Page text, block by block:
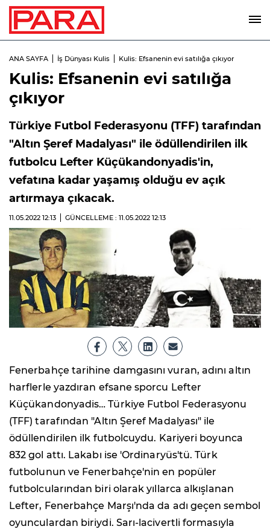
ANA SAYFA İş Dünyası Kulis Kulis: Efsanenin evi satılığa çıkıyor
Kulis: Efsanenin evi satılığa
çıkıyor
Türkiye Futbol Federasyonu (TFF) tarafından
"Altın Şeref Madalyası" ile ödüllendirilen ilk
futbolcu Lefter Küçükandonyadis'in,
vefatına kadar yaşamış olduğu ev açık
artırmaya çıkacak.
11.05.2022 12:13 GÜNCELLEME : 11.05.2022 12:13
Fenerbahçe tarihine damgasını vuran, adını altın
harflerle yazdıran efsane sporcu Lefter
Küçükandonyadis… Türkiye Futbol Federasyonu
(TFF) tarafından "Altın Şeref Madalyası" ile
ödüllendirilen ilk futbolcuydu. Kariyeri boyunca
832 gol attı. Lakabı ise 'Ordinaryüs'tü. Türk
futbolunun ve Fenerbahçe'nin en popüler
futbolcularından biri olarak yıllarca alkışlanan
Lefter, Fenerbahçe Marşı'nda da adı geçen sembol
oyunculardan biriydi. Sarı-lacivertli formasıyla